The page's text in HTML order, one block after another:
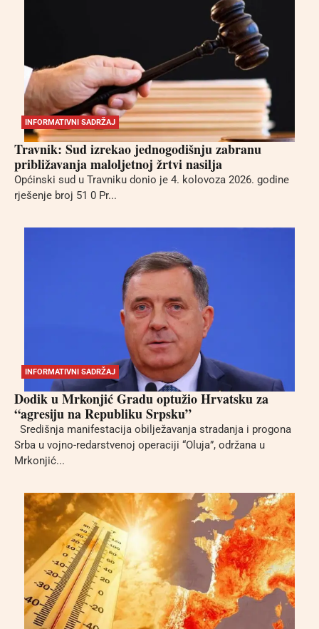
INFORMATIVNI SADRŽAJ
Travnik: Sud izrekao jednogodišnju zabranu
približavanja maloljetnoj žrtvi nasilja
Općinski sud u Travniku donio je 4. kolovoza 2026. godine
rješenje broj 51 0 Pr...
INFORMATIVNI SADRŽAJ
Dodik u Mrkonjić Gradu optužio Hrvatsku za
“agresiju na Republiku Srpsku”
Središnja manifestacija obilježavanja stradanja i progona
Srba u vojno-redarstvenoj operaciji “Oluja”, održana u
Mrkonjić...